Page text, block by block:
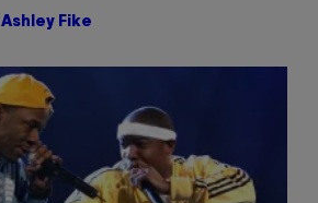
Ashley Fike